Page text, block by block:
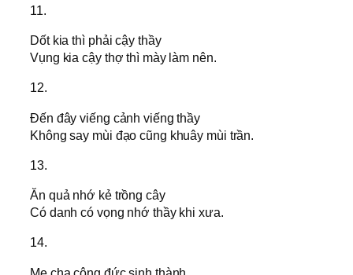
11.
Dốt kia thì phải cậy thầy
Vụng kia cậy thợ thì mày làm nên.
12.
Đến đây viếng cảnh viếng thầy
Không say mùi đạo cũng khuây mùi trần.
13.
Ăn quả nhớ kẻ trồng cây
Có danh có vọng nhớ thầy khi xưa.
14.